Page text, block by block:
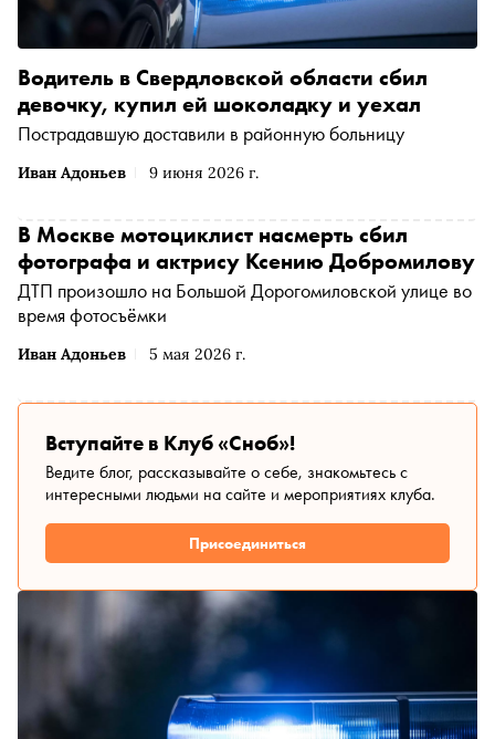
Иван Адоньев 9 июня 2026 г.
Водитель в Свердловской области сбил
девочку, купил ей шоколадку и уехал
Пострадавшую доставили в районную больницу
Иван Адоньев 5 мая 2026 г.
В Москве мотоциклист насмерть сбил
фотографа и актрису Ксению Добромилову
ДТП произошло на Большой Дорогомиловской улице во
время фотосъёмки
Вступайте в Клуб «Сноб»!
Ведите блог, рассказывайте о себе, знакомьтесь с
интересными людьми на сайте и мероприятиях клуба.
Присоединиться